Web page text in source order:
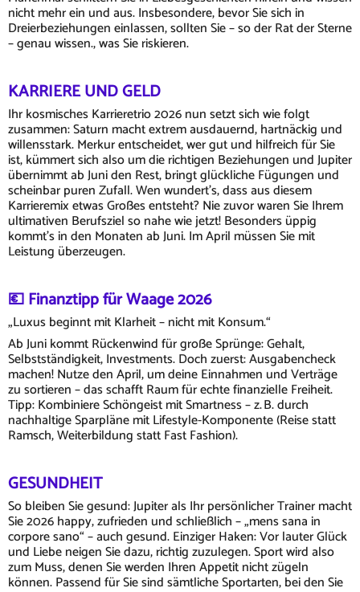
nicht mehr ein und aus. Insbesondere, bevor Sie sich in
Dreierbeziehungen einlassen, sollten Sie – so der Rat der Sterne
– genau wissen., was Sie riskieren.
KARRIERE UND GELD
Ihr kosmisches Karrieretrio 2026 nun setzt sich wie folgt
zusammen: Saturn macht extrem ausdauernd, hartnäckig und
willensstark. Merkur entscheidet, wer gut und hilfreich für Sie
ist, kümmert sich also um die richtigen Beziehungen und Jupiter
übernimmt ab Juni den Rest, bringt glückliche Fügungen und
scheinbar puren Zufall. Wen wundert’s, dass aus diesem
Karrieremix etwas Großes entsteht? Nie zuvor waren Sie Ihrem
ultimativen Berufsziel so nahe wie jetzt! Besonders üppig
kommt’s in den Monaten ab Juni. Im April müssen Sie mit
Leistung überzeugen.
💶 Finanztipp für Waage 2026
„Luxus beginnt mit Klarheit – nicht mit Konsum.“
Ab Juni kommt Rückenwind für große Sprünge: Gehalt,
Selbstständigkeit, Investments. Doch zuerst: Ausgabencheck
machen! Nutze den April, um deine Einnahmen und Verträge
zu sortieren – das schafft Raum für echte finanzielle Freiheit.
Tipp: Kombiniere Schöngeist mit Smartness – z. B. durch
nachhaltige Sparpläne mit Lifestyle-Komponente (Reise statt
Ramsch, Weiterbildung statt Fast Fashion).
GESUNDHEIT
So bleiben Sie gesund: Jupiter als Ihr persönlicher Trainer macht
Sie 2026 happy, zufrieden und schließlich – „mens sana in
corpore sano“ – auch gesund. Einziger Haken: Vor lauter Glück
und Liebe neigen Sie dazu, richtig zuzulegen. Sport wird also
zum Muss, denen Sie werden Ihren Appetit nicht zügeln
können. Passend für Sie sind sämtliche Sportarten, bei den Sie